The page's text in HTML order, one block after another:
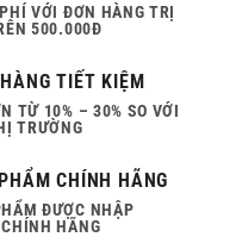
VỚI ĐƠN HÀNG TRỊ
500.000Đ
TIẾT KIỆM
TỪ 10% – 30% SO VỚI
TRƯỜNG
CHÍNH HÃNG
ĐƯỢC NHẬP
HÃNG